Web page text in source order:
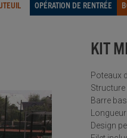
OPÉRATION DE RENTRÉE
KIT
Poteaux
Structure
Barre
Design